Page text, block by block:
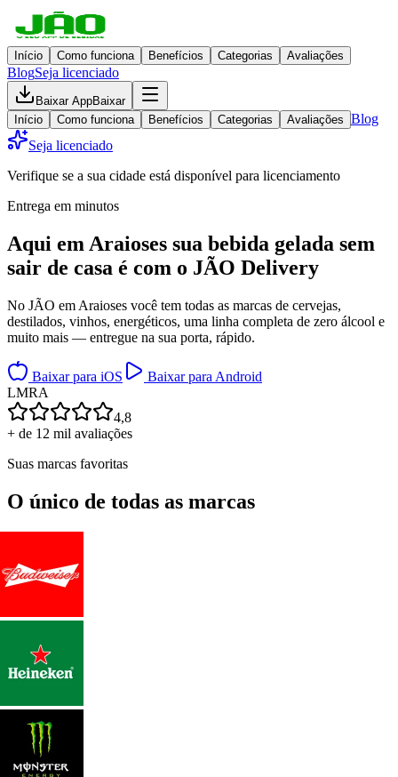
Início Como funciona Benefícios Categorias Avaliações
BlogSeja licenciado
Baixar AppBaixar
Início
Como funciona Benefícios Categorias Avaliações Blog
Seja licenciado
Verifique se a sua cidade está disponível para licenciamento
Entrega em minutos
Aqui em Araioses sua bebida gelada sem
sair de casa é com o JÃO Delivery
No JÃO em Araioses você tem todas as marcas de cervejas,
destilados, vinhos, energéticos, uma linha completa de zero álcool e
muito mais — entregue na sua porta, rápido.
Baixar para iOS
Baixar para Android
LMRA
4,8
+ de 12 mil avaliações
Suas marcas favoritas
O único de todas as marcas